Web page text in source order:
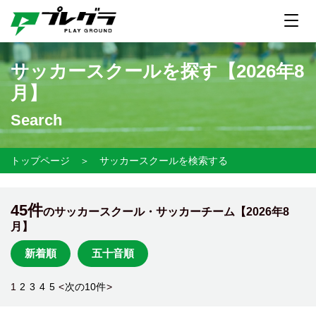
サッカースクールを探す【2026年8
月】
Search
トップページ ＞ サッカースクールを検索する
45件のサッカースクール・サッカーチーム【2026年8
月】
新着順 五十音順
1 2 3 4 5 <次の10件>